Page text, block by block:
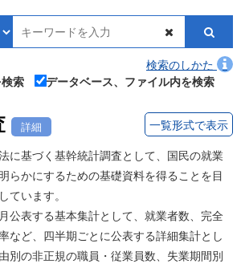
検索のしかた
索
データベース、ファイル内を検索
詳細 一覧形式で表示
に基づく基幹統計調査として、国民の就業
らかにするための基礎資料を得ることを目
ています。
公表する基本集計として、就業者数、完全
など、四半期ごとに公表する詳細集計とし
別の非正規の職員・従業員数、失業期間別